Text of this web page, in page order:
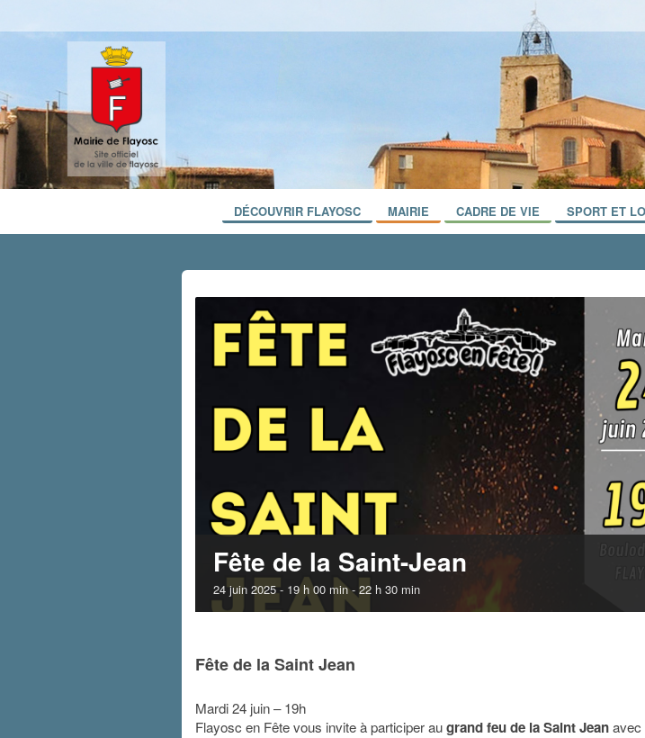
DÉCOUVRIR FLAYOSC MAIRIE CADRE DE VIE SPORT ET
Fête de la Saint-Jean
24 juin 2025 - 19 h 00 min- 22 h 30 min
Fête de la Saint Jean
Mardi 24 juin – 19h
Flayosc en Fête vous invite à participer augrand feu de la Saint Jeanavec